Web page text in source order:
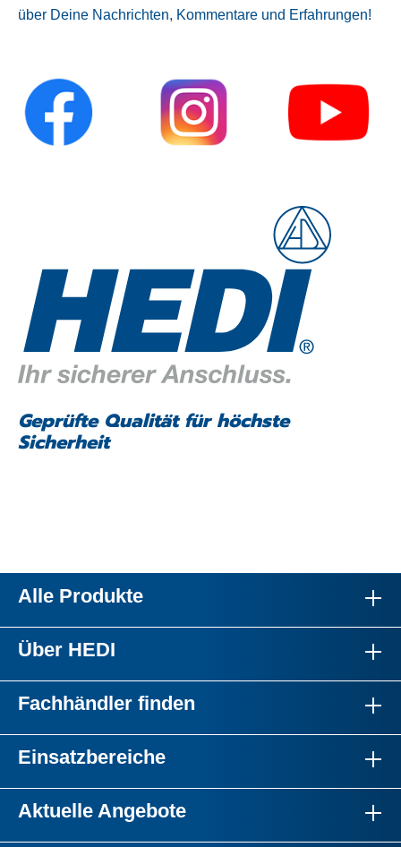
über Deine Nachrichten, Kommentare und Erfahrungen!
Geprüfte Qualität für höchste
Sicherheit
Alle Produkte
Über HEDI
Fachhändler finden
Einsatzbereiche
Aktuelle Angebote